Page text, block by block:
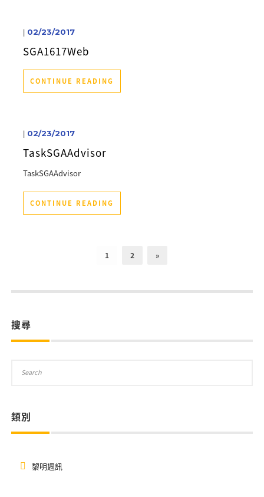
| 02/23/2017
SGA1617Web
CONTINUE READING
| 02/23/2017
TaskSGAAdvisor
TaskSGAAdvisor
CONTINUE READING
1 2 »
搜尋
類別
黎明週訊